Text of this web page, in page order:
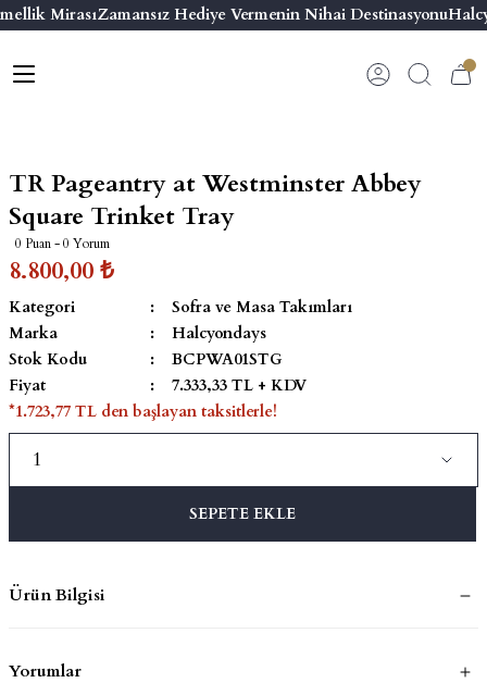
MirasıZamansız Hediye Vermenin Nihai Destinasyonu
Geri Dön
Geri Dön
ve Aksesuarlar
Mum
Geri Dön
Yivli Kabaşon Bilezik
Geri Dön
Seriler
Elephant
TR Pageantry at Westminster Abbey
Square Trinket Tray
0 Puan - 0 Yorum
8.800,00 ₺
Kategori
Sofra ve Masa Takımları
Marka
Halcyondays
Stok Kodu
BCPWA01STG
Fiyat
7.333,33 TL + KDV
*1.723,77 TL den başlayan taksitlerle!
SEPETE EKLE
Ürün Bilgisi
Yorumlar